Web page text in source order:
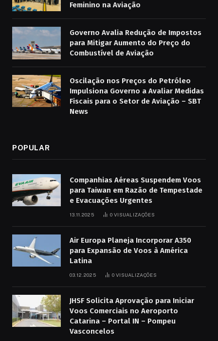
Feminino na Aviação
Governo Avalia Redução de Impostos
para Mitigar Aumento do Preço do
Combustível de Aviação
Oscilação nos Preços do Petróleo
Impulsiona Governo a Avaliar Medidas
Fiscais para o Setor de Aviação – SBT
News
POPULAR
Companhias Aéreas Suspendem Voos
para Taiwan em Razão de Tempestade
e Evacuações Urgentes
13.11.2025 0 VISUALIZAÇÕES
Air Europa Planeja Incorporar A350
para Expansão de Voos à América
Latina
03.12.2025 0 VISUALIZAÇÕES
JHSF Solicita Aprovação para Iniciar
Voos Comerciais no Aeroporto
Catarina – Portal IN – Pompeu
Vasconcelos